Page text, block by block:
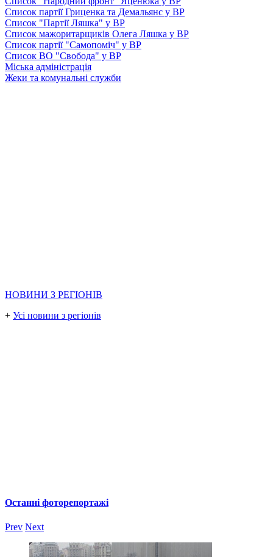
Список партії Гриценка та Демальянс у ВР
Список "Партії Ляшка" у ВР
Список мажоритарщиків Олега Ляшка у ВР
Список партії "Самопоміч" у ВР
Список ВО "Свобода" у ВР
Міська адміністрація
Жеки та комунальні служби
НОВИНИ З РЕГІОНІВ
+ Усі новини з регіонів
Останні фоторепортажі
Prev Next